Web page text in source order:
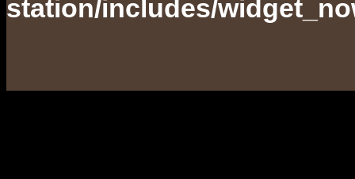
station/includes/